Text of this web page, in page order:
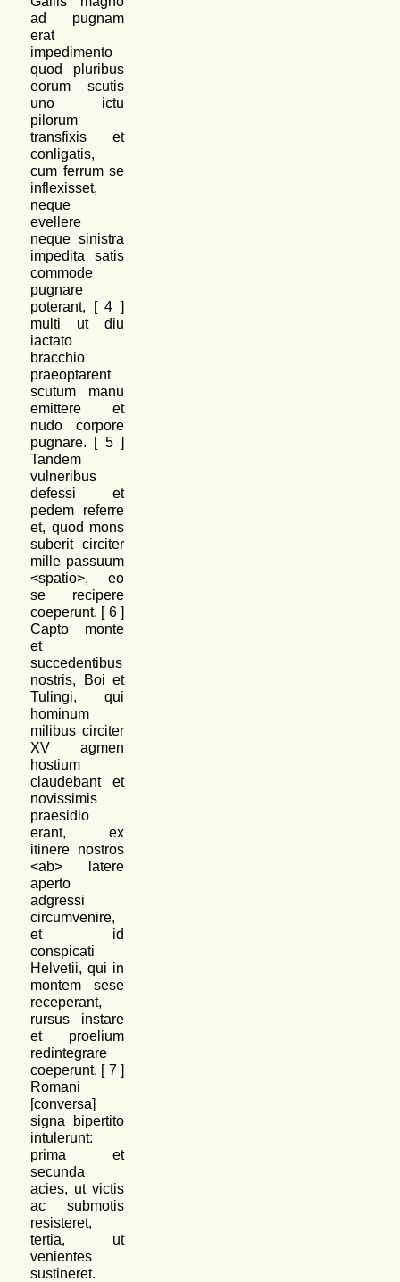
ad pugnam
erat
impedimento
quod pluribus
eorum scutis
uno ictu
pilorum
transfixis et
conligatis,
cum ferrum se
inflexisset,
neque
evellere
neque sinistra
impedita satis
commode
pugnare
poterant, [4 ]
multi ut diu
iactato
bracchio
praeoptarent
scutum manu
emittere et
nudo corpore
pugnare. [ 5]
Tandem
vulneribus
defessi et
pedem referre
et, quod mons
suberit circiter
mille passuum
<spatio>, eo
se recipere
coeperunt. [ 6]
Capto monte
et
succedentibus
nostris, Boi et
Tulingi, qui
hominum
milibus circiter
XV agmen
hostium
claudebant et
novissimis
praesidio
erant, ex
itinere nostros
<ab> latere
aperto
adgressi
circumvenire,
et id
conspicati
Helvetii, qui in
montem sese
receperant,
rursus instare
et proelium
redintegrare
coeperunt. [ 7]
Romani
[conversa]
signa bipertito
intulerunt:
prima et
secunda
acies, ut victis
ac submotis
resisteret,
tertia, ut
venientes
sustineret.